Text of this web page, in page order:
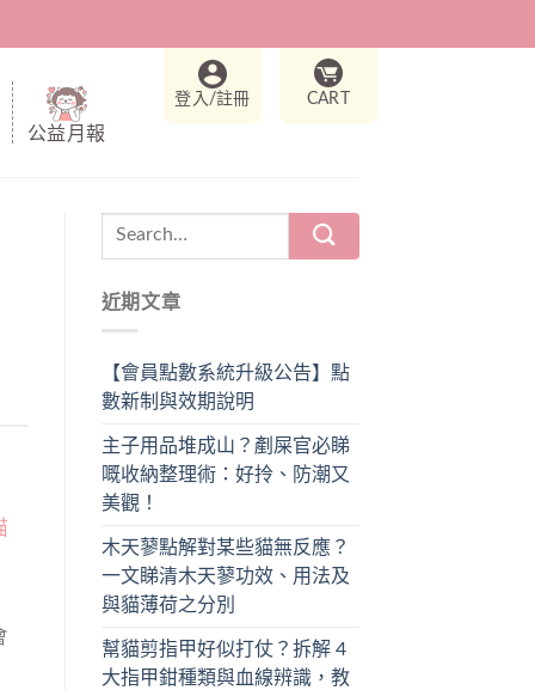
公益月報
登入/註冊 CART
近期文章
【會員點數系統升級公告】點
數新制與效期說明
主子用品堆成山？剷屎官必睇
嘅收納整理術：好拎、防潮又
美觀！
木天蓼點解對某些貓無反應？
一文睇清木天蓼功效、用法及
與貓薄荷之分別
幫貓剪指甲好似打仗？拆解 4
大指甲鉗種類與血線辨識，教